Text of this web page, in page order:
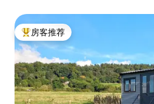
热门「房客推荐」
房客推荐